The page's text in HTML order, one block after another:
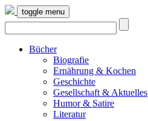
toggle menu
Bücher
Biografie
Ernährung & Kochen
Geschichte
Gesellschaft & Aktuelles
Humor & Satire
Literatur